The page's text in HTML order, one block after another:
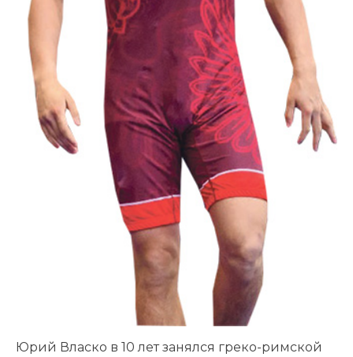
Юрий Власко в 10 лет занялся греко-римской